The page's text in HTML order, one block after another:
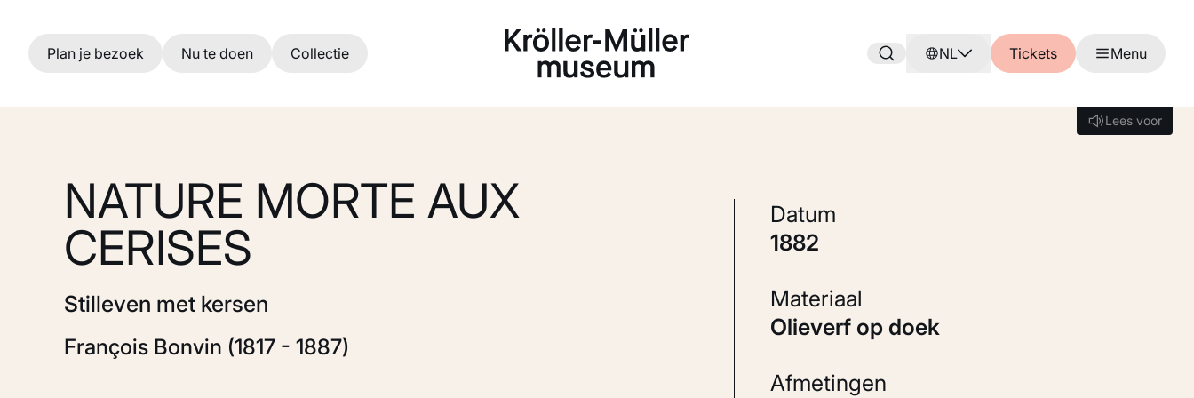
Ga naar hoofdinhoud
Plan je bezoek Nu te doen Collectie NL Tickets Menu
Lees voor
Lees voor
NATURE MORTE AUX
CERISES
Stilleven met kersen
François Bonvin (1817 - 1887)
Datum
1882
Materiaal
Olieverf op doek
Afmetingen